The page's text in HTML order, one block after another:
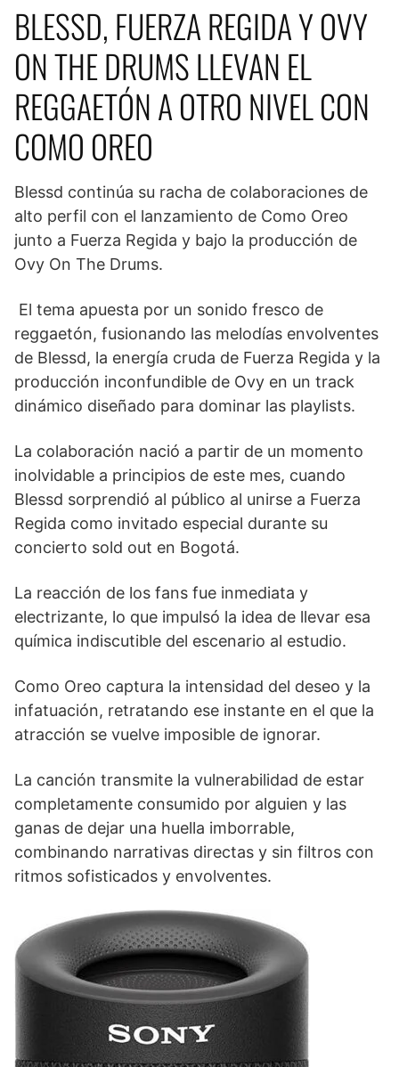
BLESSD, FUERZA REGIDA Y OVY
ON THE DRUMS LLEVAN EL
REGGAETÓN A OTRO NIVEL CON
COMO OREO
Blessd continúa su racha de colaboraciones de
alto perfil con el lanzamiento de Como Oreo
junto a Fuerza Regida y bajo la producción de
Ovy On The Drums.
El tema apuesta por un sonido fresco de
reggaetón, fusionando las melodías envolventes
de Blessd, la energía cruda de Fuerza Regida y la
producción inconfundible de Ovy en un track
dinámico diseñado para dominar las playlists.
La colaboración nació a partir de un momento
inolvidable a principios de este mes, cuando
Blessd sorprendió al público al unirse a Fuerza
Regida como invitado especial durante su
concierto sold out en Bogotá.
La reacción de los fans fue inmediata y
electrizante, lo que impulsó la idea de llevar esa
química indiscutible del escenario al estudio.
Como Oreo captura la intensidad del deseo y la
infatuación, retratando ese instante en el que la
atracción se vuelve imposible de ignorar.
La canción transmite la vulnerabilidad de estar
completamente consumido por alguien y las
ganas de dejar una huella imborrable,
combinando narrativas directas y sin filtros con
ritmos sofisticados y envolventes.